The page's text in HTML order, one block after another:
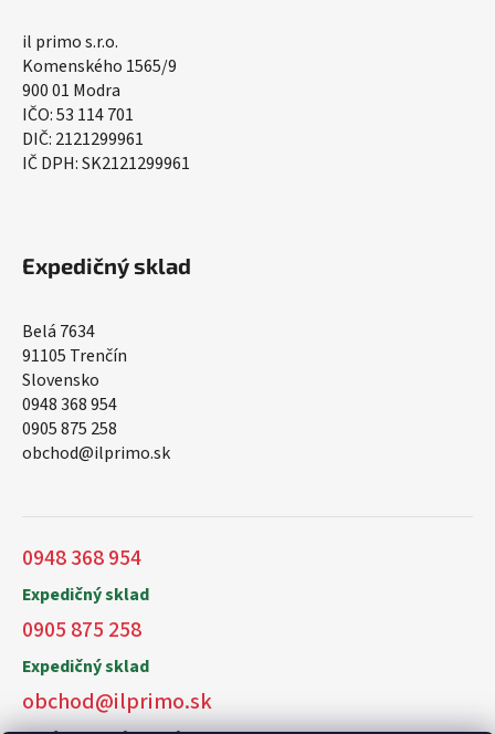
il primo s.r.o.
Komenského 1565/9
900 01 Modra
IČO: 53 114 701
DIČ: 2121299961
IČ DPH: SK2121299961
Expedičný sklad
Belá 7634
91105 Trenčín
Slovensko
0948 368 954
0905 875 258
obchod@ilprimo.sk
0948 368 954
Expedičný sklad
0905 875 258
Expedičný sklad
obchod@ilprimo.sk